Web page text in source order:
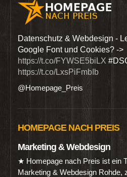
Datenschutz & Webdesign -
Google Font und Cookies? ->
https://t.co/FYWSE5biLX
https://t.co/LxsPiFmbIb
@Homepage_Preis
HOMEPAGE NACH PREIS
Marketing & Webdesign
★ Homepage nach Preis ist ein
Marketing & Webdesign Rohde,